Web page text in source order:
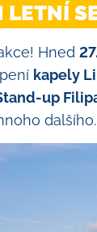
LETNÍ
Hned
kapely
up
dalšího.